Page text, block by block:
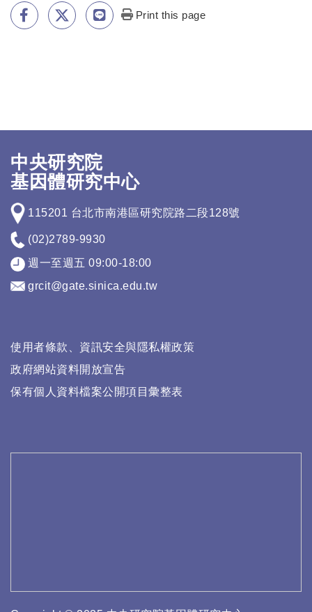
Print this page
中央研究院
基因體研究中心
115201 台北市南港區研究院路二段128號
(02)2789-9930
週一至週五 09:00-18:00
grcit@gate.sinica.edu.tw
使用者條款、資訊安全與隱私權政策
政府網站資料開放宣告
保有個人資料檔案公開項目彙整表